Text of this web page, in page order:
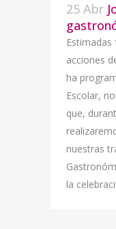
25 Abr
acciones
ha
Escolar,
que,
nuestras
la